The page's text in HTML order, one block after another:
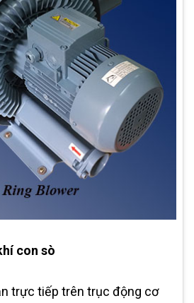
con sò
trực tiếp trên trục động cơ